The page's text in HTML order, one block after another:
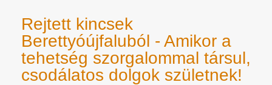
Rejtett kincsek
Berettyóújfaluból - Amikor a
tehetség szorgalommal társul,
csodálatos dolgok születnek!